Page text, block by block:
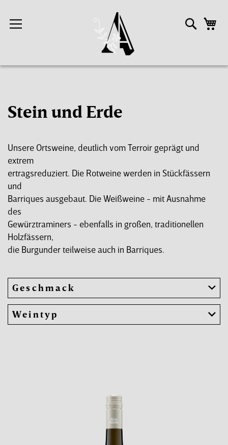
zum
Inhalt
Suche
Stein und Erde
Unsere Ortsweine, deutlich vom Terroir geprägt und
extrem
ertragsreduziert. Die Rotweine werden in Stückfässern
und
Barriques ausgebaut. Die Weißweine - mit Ausnahme
des
Gewürztraminers - ebenfalls in großen, traditionellen
Holzfässern,
die Burgunder teilweise auch in Barriques.
Geschmack
Weintyp